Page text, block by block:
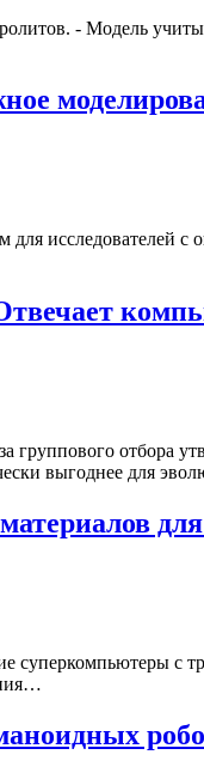
- Модель
для исследователей с
группового отбора
выгоднее для
для
суперкомпьютеры с